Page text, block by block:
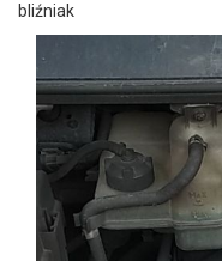
bliźniak